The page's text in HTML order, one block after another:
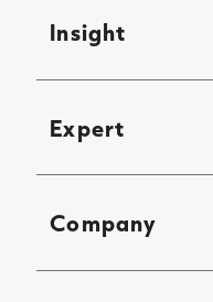
Insight
Expert
Company